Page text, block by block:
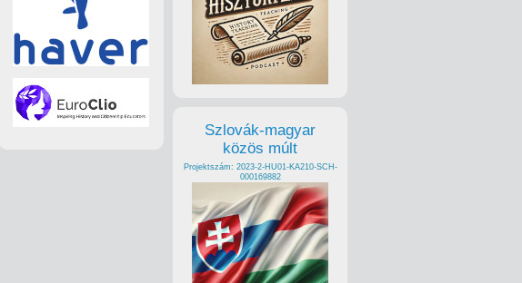
Szlovák-magyar
közös múlt
Projektszám: 2023-2-HU01-KA210-SCH-
000169882